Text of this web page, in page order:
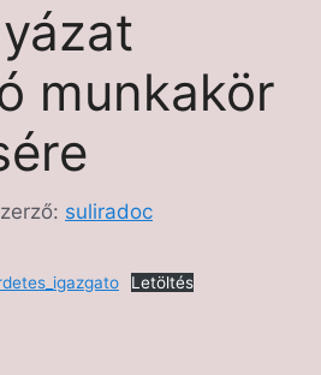
munkakör
suliradoc
Letöltés